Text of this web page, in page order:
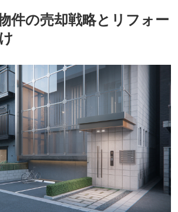
件の売却戦略とリフォー